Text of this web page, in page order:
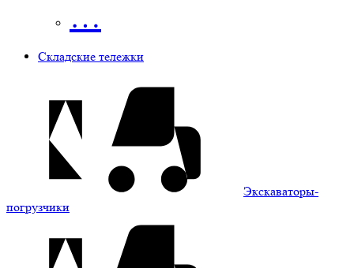
…
Складские тележки
Экскаваторы-
погрузчики